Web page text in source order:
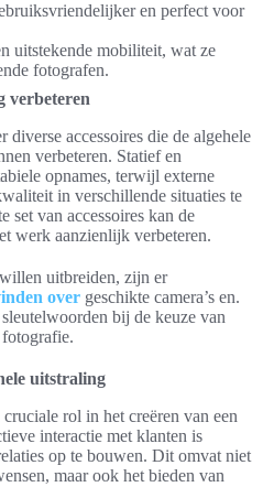
en perfect voor
uitstekende mobiliteit, wat ze
fotografen.
verbeteren
diverse accessoires die de algehele
verbeteren. Statief en
opnames, terwijl externe
in verschillende situaties te
set van accessoires kan de
werk aanzienlijk verbeteren.
uitbreiden, zijn er
over geschikte camera’s en.
bij de keuze van
uitstraling
rol in het creëren van een
interactie met klanten is
op te bouwen. Dit omvat niet
maar ook het bieden van